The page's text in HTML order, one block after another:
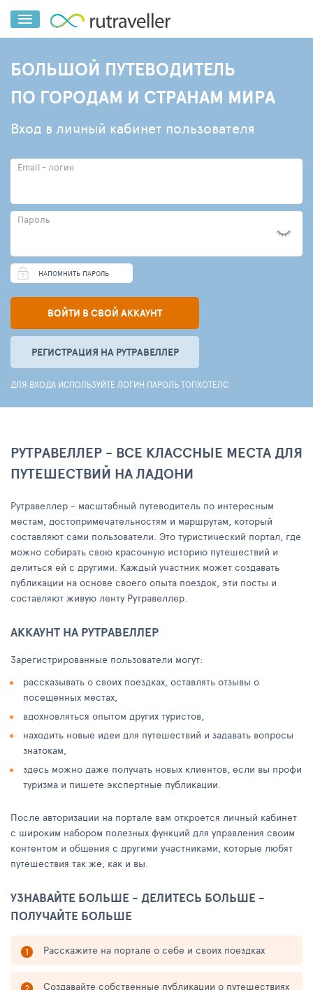
БОЛЬШОЙ ПУТЕВОДИТЕЛЬ
ПО ГОРОДАМ И СТРАНАМ МИРА
Вход в личный кабинет пользователя
Email - логин
Пароль
НАПОМНИТЬ ПАРОЛЬ
ВОЙТИ В СВОЙ АККАУНТ
РЕГИСТРАЦИЯ НА РУТРАВЕЛЛЕР
ДЛЯ ВХОДА ИСПОЛЬЗУЙТЕ ЛОГИН ПАРОЛЬ ТОПХОТЕЛС
РУТРАВЕЛЛЕР - ВСЕ КЛАССНЫЕ МЕСТА ДЛЯ
ПУТЕШЕСТВИЙ НА ЛАДОНИ
Рутравеллер - масштабный путеводитель по интересным
местам, достопримечательностям и маршрутам, который
составляют сами пользователи. Это туристический портал, где
можно собирать свою красочную историю путешествий и
делиться ей с другими. Каждый участник может создавать
публикации на основе своего опыта поездок, эти посты и
составляют живую ленту Рутравеллер.
АККАУНТ НА РУТРАВЕЛЛЕР
Зарегистрированные пользователи могут:
рассказывать о своих поездках, оставлять отзывы о
посещенных местах,
вдохновляться опытом других туристов,
находить новые идеи для путешествий и задавать вопросы
знатокам,
здесь можно даже получать новых клиентов, если вы профи
туризма и пишете экспертные публикации.
После авторизации на портале вам откроется личный кабинет
с широким набором полезных функций для управления своим
контентом и общения с другими участниками, которые любят
путешествия так же, как и вы.
УЗНАВАЙТЕ БОЛЬШЕ - ДЕЛИТЕСЬ БОЛЬШЕ -
ПОЛУЧАЙТЕ БОЛЬШЕ
Расскажите на портале о себе и своих поездках
Создавайте собственные публикации о путешествиях